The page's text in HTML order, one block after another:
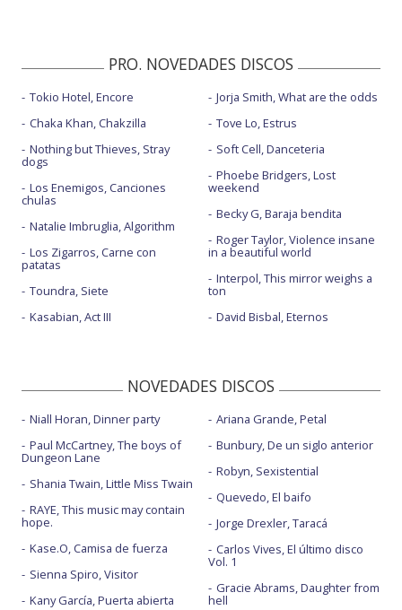
PRO. NOVEDADES DISCOS
Tokio Hotel, Encore
Chaka Khan, Chakzilla
Nothing but Thieves, Stray
dogs
Los Enemigos, Canciones
chulas
Natalie Imbruglia, Algorithm
Los Zigarros, Carne con
patatas
Toundra, Siete
Kasabian, Act III
Jorja Smith, What are the odds
Tove Lo, Estrus
Soft Cell, Danceteria
Phoebe Bridgers, Lost
weekend
Becky G, Baraja bendita
Roger Taylor, Violence insane
in a beautiful world
Interpol, This mirror weighs a
ton
David Bisbal, Eternos
NOVEDADES DISCOS
Niall Horan, Dinner party
Paul McCartney, The boys of
Dungeon Lane
Shania Twain, Little Miss Twain
RAYE, This music may contain
hope.
Kase.O, Camisa de fuerza
Sienna Spiro, Visitor
Kany García, Puerta abierta
Ariana Grande, Petal
Bunbury, De un siglo anterior
Robyn, Sexistential
Quevedo, El baifo
Jorge Drexler, Taracá
Carlos Vives, El último disco
Vol. 1
Gracie Abrams, Daughter from
hell